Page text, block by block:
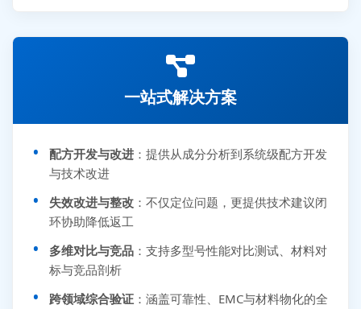
一站式解决方案
配方开发与改进 ：提供从成分分析到系统级配方开发
与技术改进
失效改进与整改 ：不仅定位问题，更提供技术建议闭
环协助降低返工
多维对比与竞品 ：支持多型号性能对比测试、材料对
标与竞品剖析
跨领域综合验证 ：涵盖可靠性、EMC与材料物化的全